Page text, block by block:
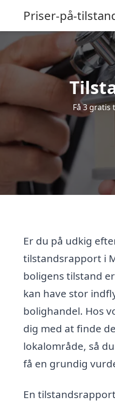
Priser-på-
Få 3
Er du på udkig
tilstandsrapport i
boligens tilstand
kan have stor
bolighandel. Hos
dig med at finde
lokalområde, så
få en grundig
En